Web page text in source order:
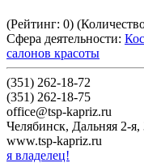
(Рейтинг: 0)
Сфера деятельности:
салонов красоты
(351) 262-18-72
(351) 262-18-75
office@tsp-kapriz.ru
Челябинск, Дальняя 2-я,
www.tsp-kapriz.ru
я владелец!